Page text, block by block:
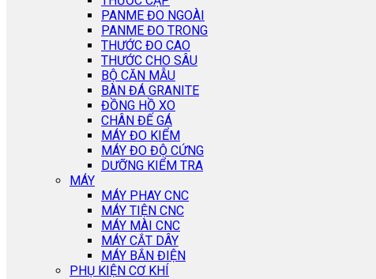
PANME ĐO NGOÀI
PANME ĐO TRONG
THƯỚC ĐO CAO
THƯỚC CHO SÂU
BỘ CĂN MẪU
BÀN ĐÁ GRANITE
ĐỒNG HỒ XO
CHÂN ĐẾ GÁ
MÁY ĐO KIỂM
MÁY ĐO ĐỘ CỨNG
DƯỠNG KIỂM TRA
MÁY
MÁY PHAY CNC
MÁY TIỆN CNC
MÁY MÀI CNC
MÁY CẮT DÂY
MÁY BẮN ĐIỆN
PHỤ KIỆN CƠ KHÍ